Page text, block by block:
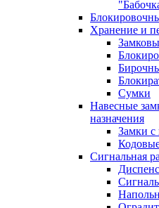
Хранение и
Сумки
Навесные
назначения
Замки
Сигнальная